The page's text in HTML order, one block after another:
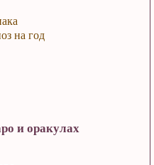
на год
и оракулах